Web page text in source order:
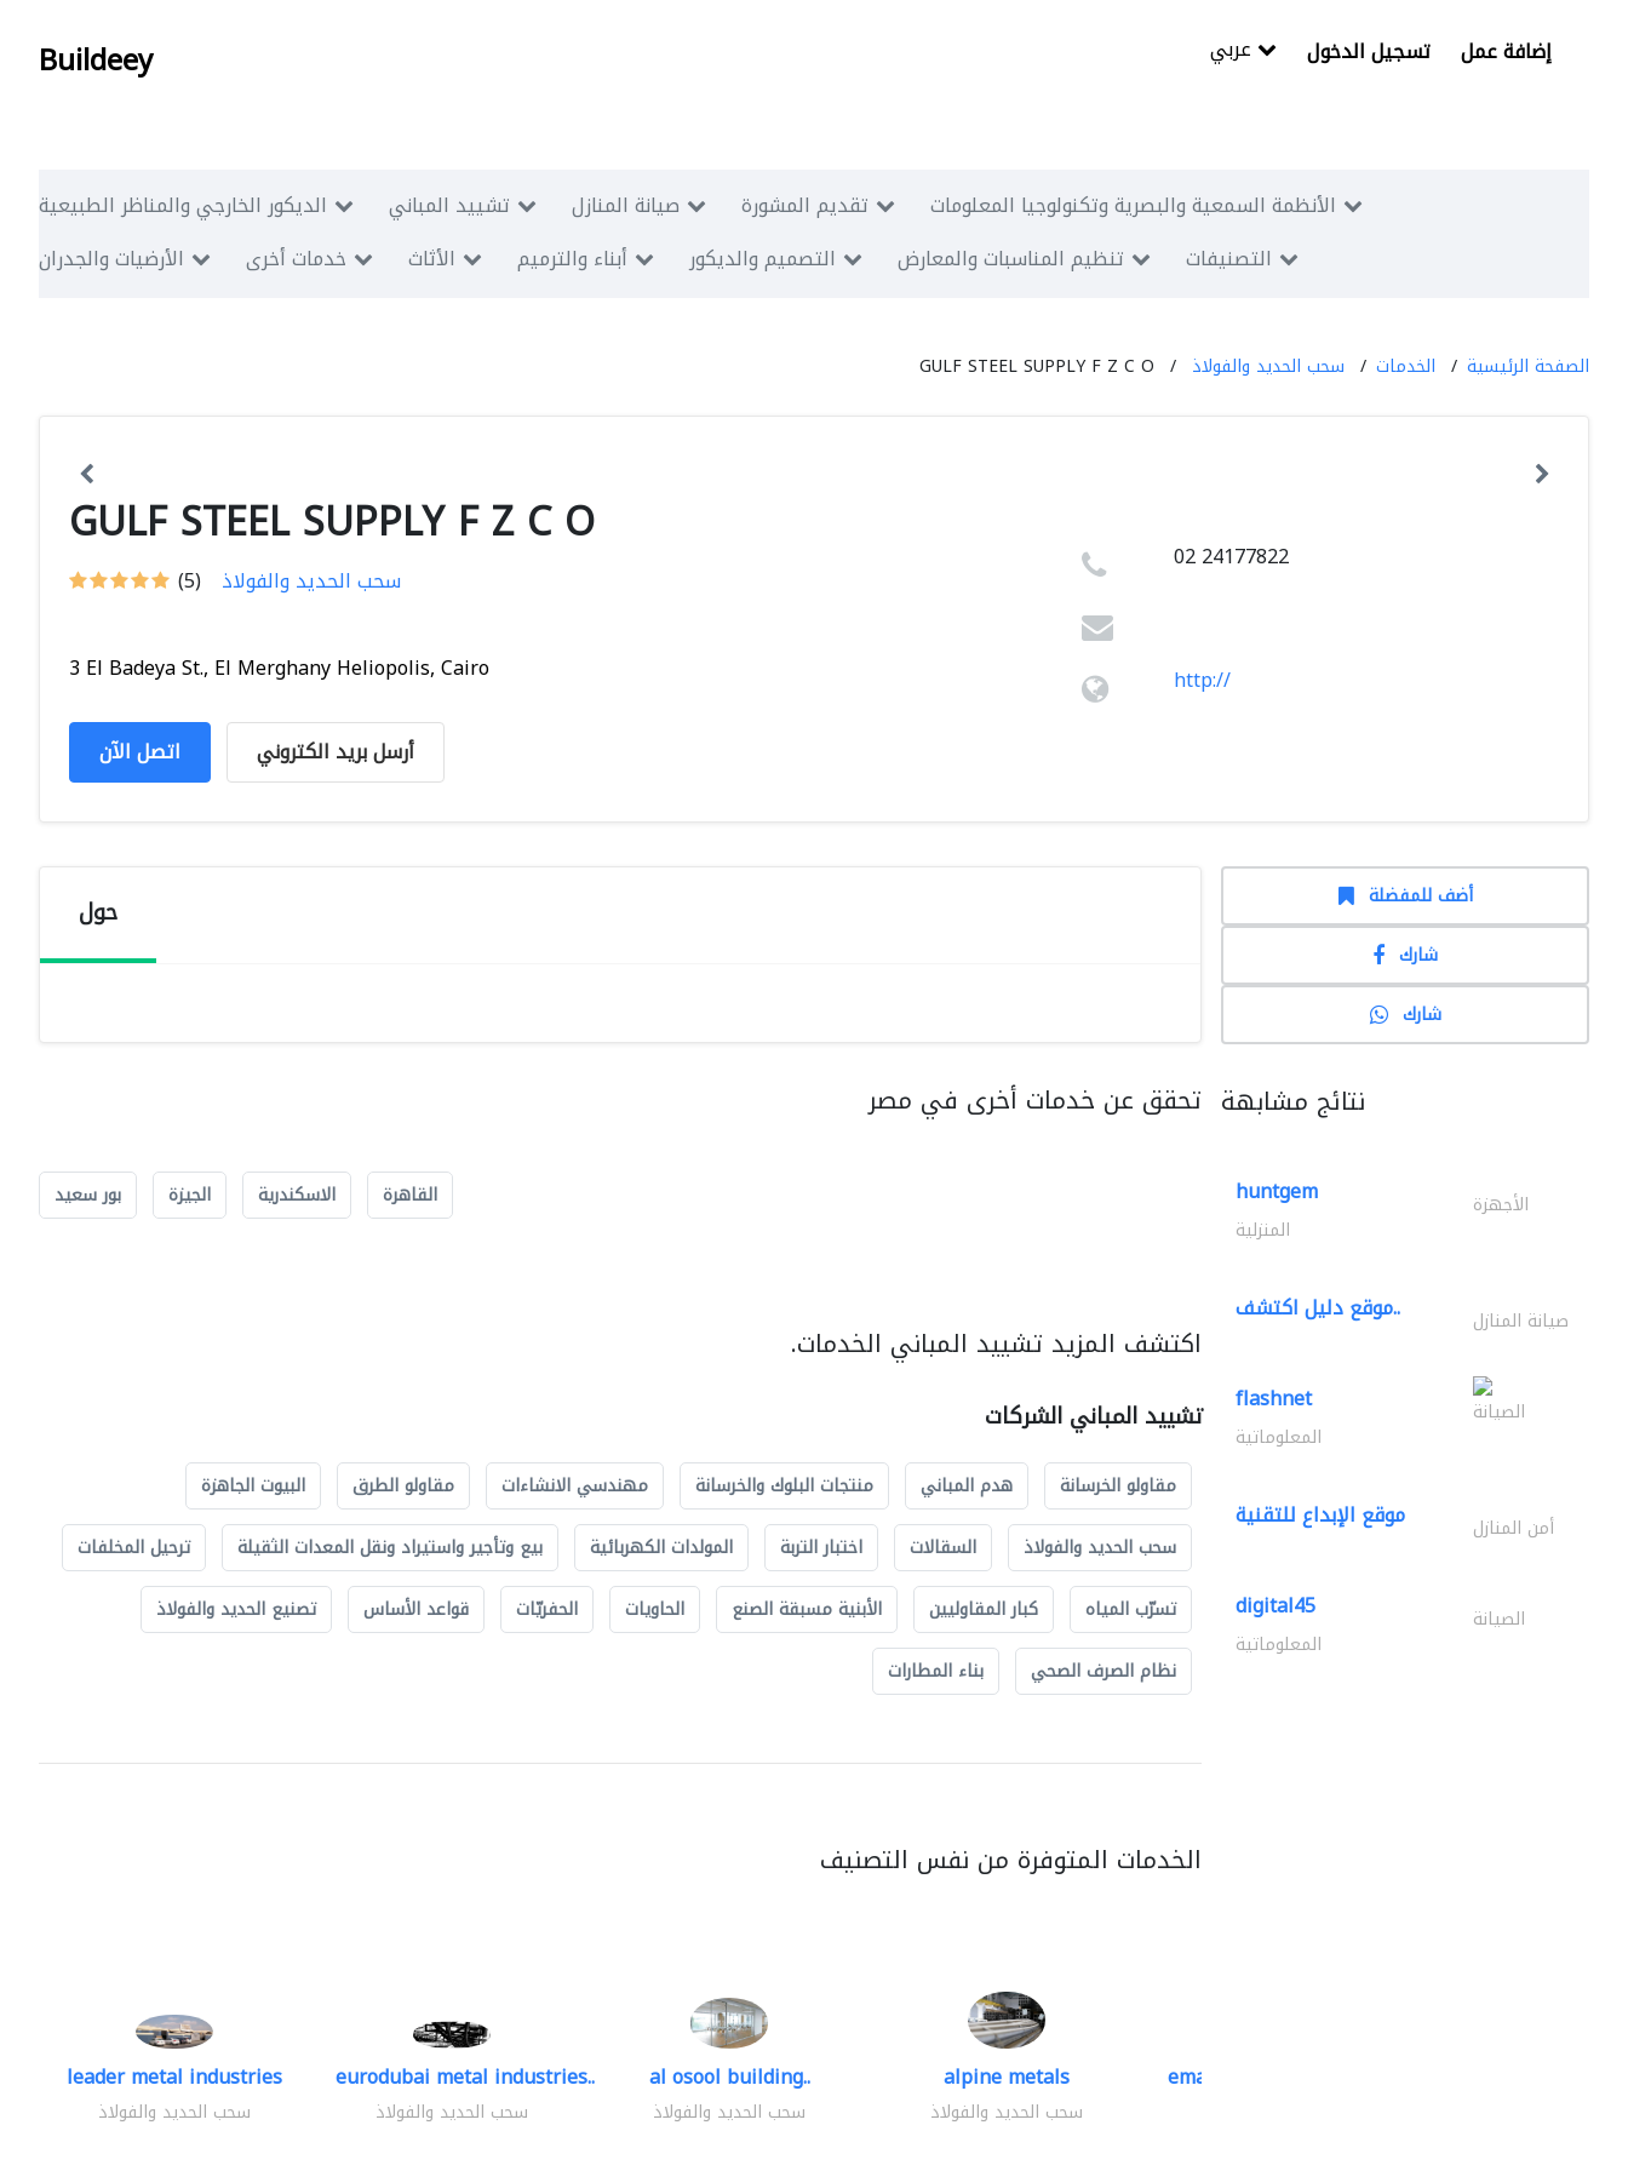
Buildeey تسجيل الدخول إضافة عمل
الديكور الخارجي والمناظر الطبيعية تشييد المباني صيانة المنازل تقديم المشورة
الأنظمة السمعية والبصرية وتكنولوجيا المعلومات
الأرضيات والجدران
خدمات أخرى الأثاث أبناء والترميم التصميم والديكور تنظيم المناسبات والمعارض التصنيفات
الصفحة الرئيسية الخدمات سحب الحديد والفولاذ GULF STEEL SUPPLY F Z C O
GULF STEEL SUPPLY F Z C O
(5) سحب الحديد والفولاذ
3 El Badeya St., El Merghany Heliopolis, Cairo
اتصل الآن أرسل بريد الكتروني
02 24177822
http://
حول
تحقق عن خدمات أخرى في مصر
القاهرة الاسكندرية الجيزة بور سعيد
اكتشف المزيد تشييد المباني الخدمات.
تشييد المباني الشركات
مقاولو الخرسانة هدم المباني منتجات البلوك والخرسانة مهندسي الانشاءات مقاولو الطرق
البيوت الجاهزة
سحب الحديد والفولاذ
السقالات اختبار التربة المولدات الكهربائية بيع وتأجير واستيراد ونقل المعدات الثقيلة
ترحيل المخلفات
تسرّب المياه
كبار المقاوليين الأبنية مسبقة الصنع الحاويات الحفريّات قواعد الأساس
تصنيع الحديد والفولاذ
نظام الصرف الصحي
بناء المطارات
الخدمات المتوفرة من نفس التصنيف
leader metal industries
سحب الحديد والفولاذ
eurodubai metal industries..
سحب الحديد والفولاذ
al osool building..
سحب الحديد والفولاذ
alpine metals
سحب الحديد والفولاذ
emanco constructions contracting
أضف للمفضلة
شارك
شارك
نتائج مشابهة
huntgem الأجهزة
المنزلية
موقع دليل اكتشف.. صيانة المنازل
flashnet الصيانة
المعلوماتية
موقع الإبداع للتقنية أمن المنازل
digital45 الصيانة
المعلوماتية